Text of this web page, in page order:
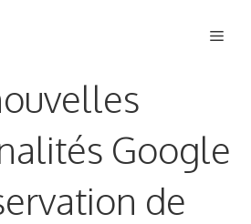
Google
de